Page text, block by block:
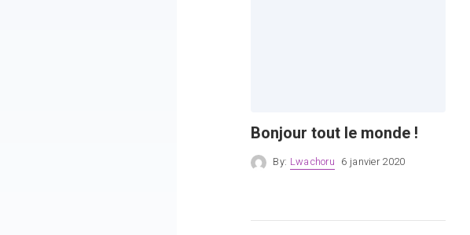
Bonjour tout le monde !
By: Lwachoru 6 janvier 2020